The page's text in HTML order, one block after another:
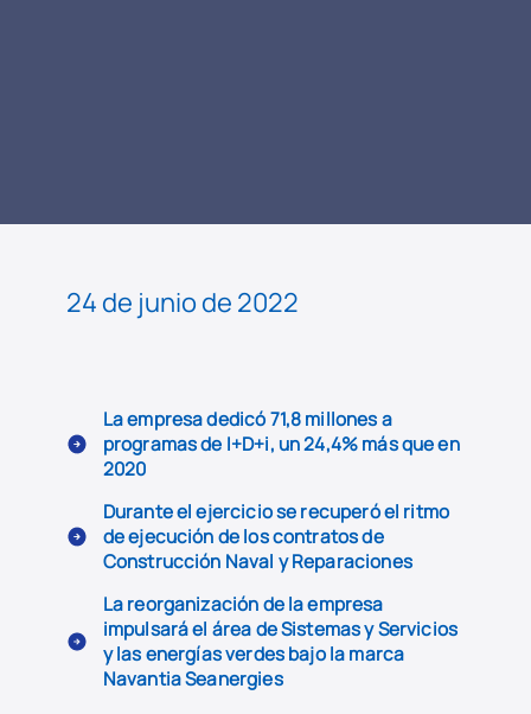
24 de junio de 2022
La empresa dedicó 71,8 millones a
programas de I+D+i, un 24,4% más que en
2020
Durante el ejercicio se recuperó el ritmo
de ejecución de los contratos de
Construcción Naval y Reparaciones
La reorganización de la empresa
impulsará el área de Sistemas y Servicios
y las energías verdes bajo la marca
Navantia Seanergies